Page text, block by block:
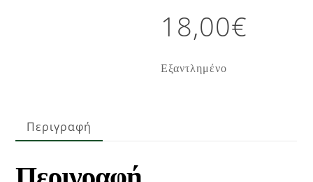
18,00€
Εξαντλημένο
Περιγραφή